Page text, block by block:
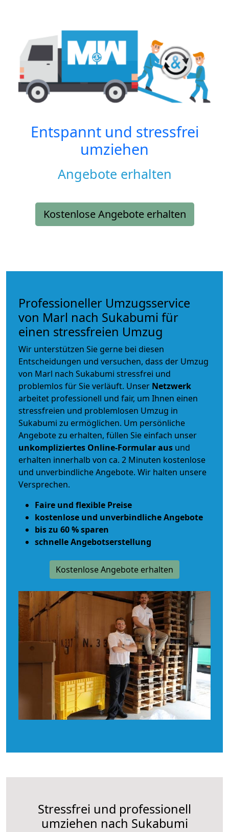
Entspannt und stressfrei
umziehen
Angebote erhalten
Kostenlose Angebote erhalten
Professioneller Umzugsservice
von Marl nach Sukabumi für
einen stressfreien Umzug
Wir unterstützen Sie gerne bei diesen
Entscheidungen und versuchen, dass der Umzug
von Marl nach Sukabumi stressfrei und
problemlos für Sie verläuft. Unser Netzwerk
arbeitet professionell und fair, um Ihnen einen
stressfreien und problemlosen Umzug in
Sukabumi zu ermöglichen. Um persönliche
Angebote zu erhalten, füllen Sie einfach unser
unkompliziertes Online-Formular aus und
erhalten innerhalb von ca. 2 Minuten kostenlose
und unverbindliche Angebote. Wir halten unsere
Versprechen.
Faire und flexible Preise
kostenlose und unverbindliche Angebote
bis zu 60 % sparen
schnelle Angebotserstellung
Kostenlose Angebote erhalten
Stressfrei und professionell
umziehen nach Sukabumi